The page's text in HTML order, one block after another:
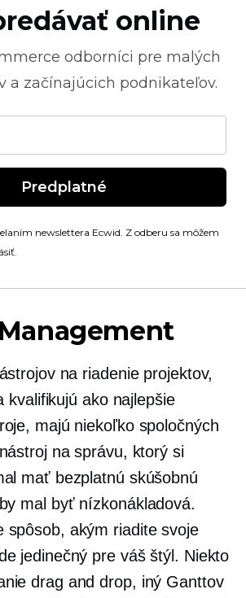
online
odborníci pre malých
a začínajúcich podnikateľov.
Predplatné
newslettera Ecwid. Z odberu sa môžem
na riadenie projektov,
kvalifikujú ako najlepšie
majú niekoľko spoločných
na správu, ktorý si
mať bezplatnú skúšobnú
mal byť nízkonákladová.
spôsob, akým riadite svoje
jedinečný pre váš štýl. Niekto
drag and drop, iný Ganttov